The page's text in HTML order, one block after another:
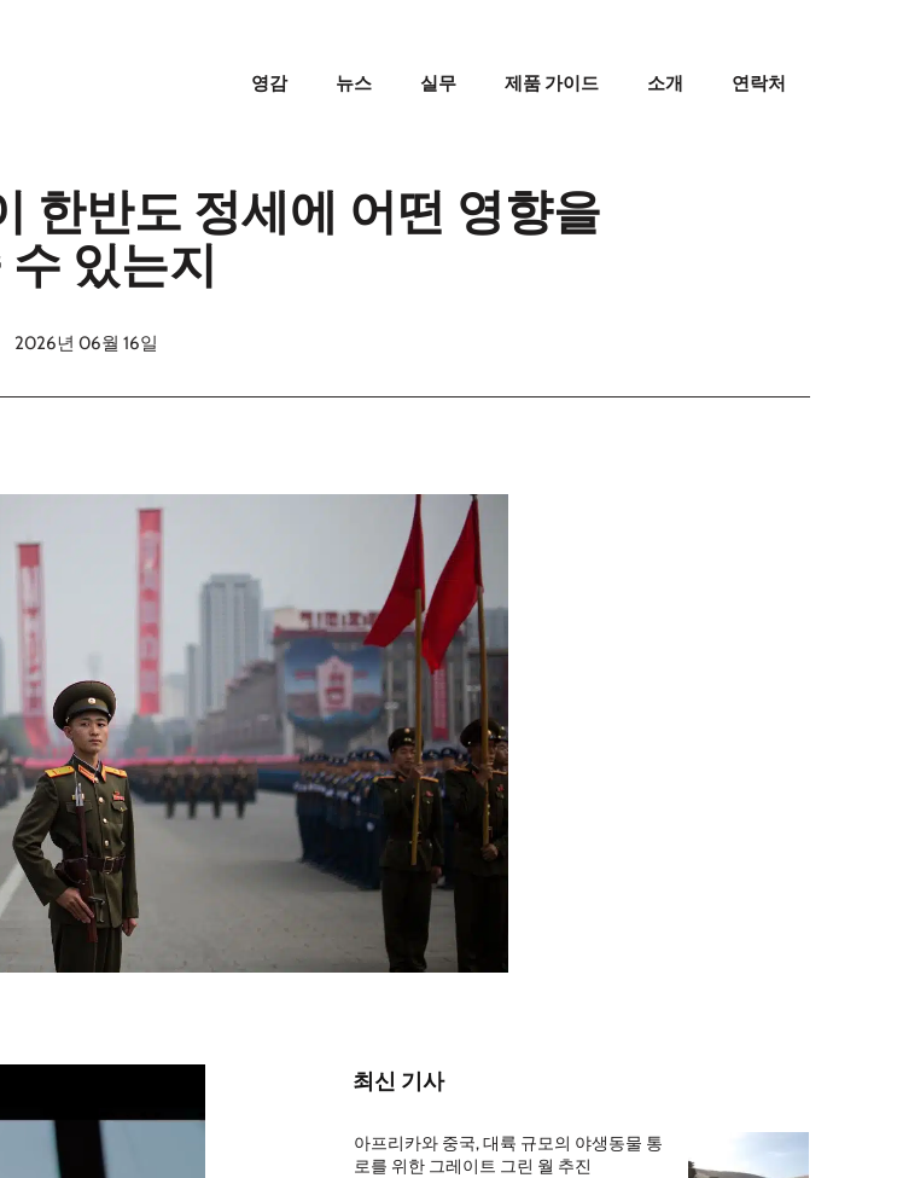
영감 뉴스 실무 제품 가이드 소개 연락처
한반도 정세에 어떤 영향을
수 있는지
2026년 06월 16일
최신 기사
아프리카와 중국, 대륙 규모의 야생동물 통
로를 위한 그레이트 그린 월 추진